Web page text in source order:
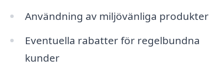
Användning av miljövänliga produkter
Eventuella rabatter för regelbundna
kunder